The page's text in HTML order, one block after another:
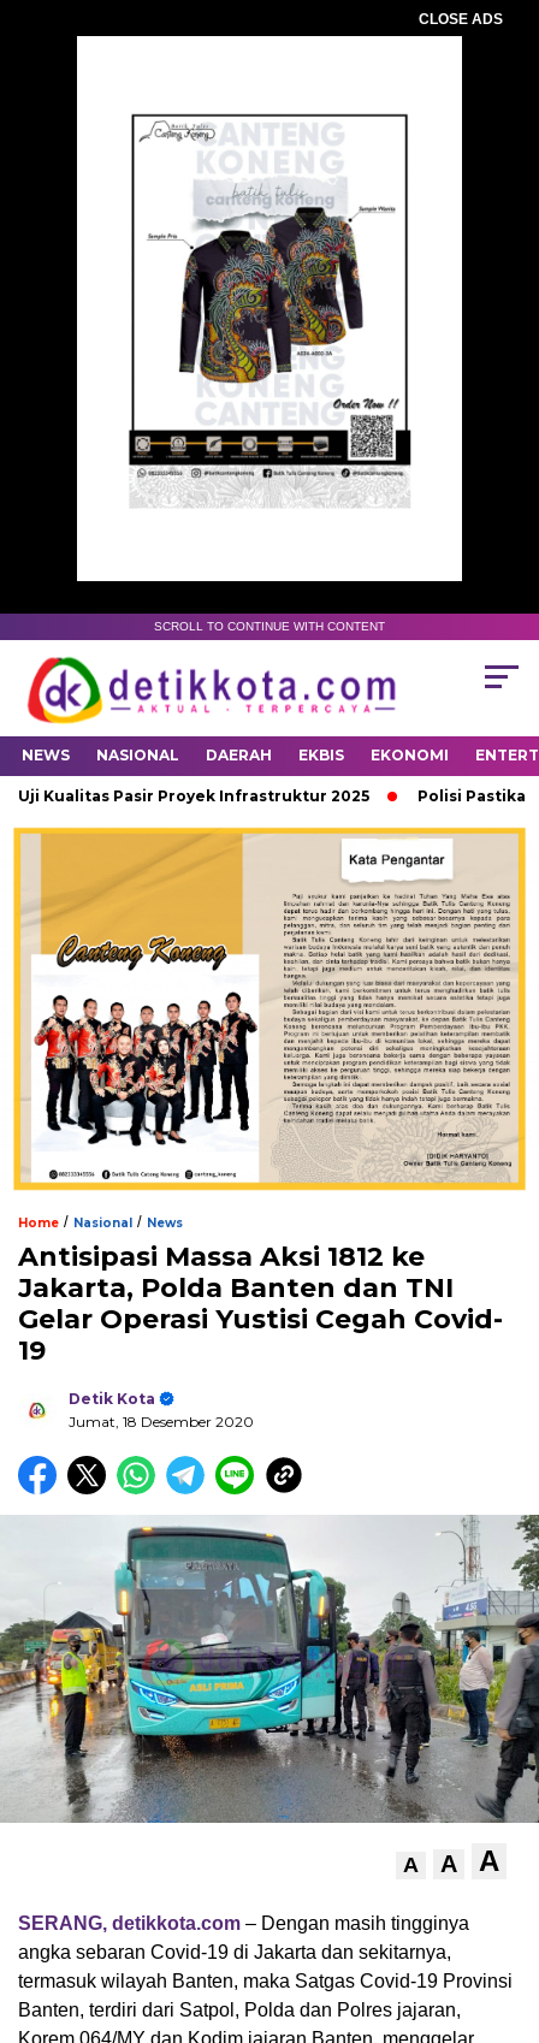
CLOSE ADS
SCROLL TO CONTINUE WITH CONTENT
NEWS NASIONAL DAERAH EKBIS EKONOMI
Kualitas Pasir Proyek Infrastruktur 2025 Polisi Pastikan
Home / Nasional / News
Antisipasi Massa Aksi 1812 ke
Jakarta, Polda Banten dan TNI
Gelar Operasi Yustisi Cegah Covid-
19
Detik Kota
Jumat, 18 Desember 2020
A A A
SERANG, detikkota.com – Dengan masih tingginya
angka sebaran Covid-19 di Jakarta dan sekitarnya,
termasuk wilayah Banten, maka Satgas Covid-19 Provinsi
Banten, terdiri dari Satpol, Polda dan Polres jajaran,
Korem 064/MY dan Kodim jajaran Banten, menggelar